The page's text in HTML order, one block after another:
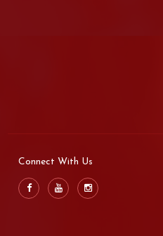
Connect With Us